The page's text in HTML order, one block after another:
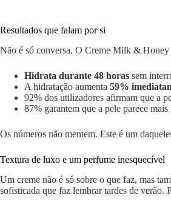
Resultados que falam por si
Não é só conversa. O Creme Milk & Honey
Hidrata durante 48 horas sem
A hidratação aumenta 59%
92% dos utilizadores afirmam que a
87% garantem que a pele parece
Os números não mentem. Este é um
Textura de luxo e um perfume inesquecível
Um creme não é só sobre o que faz, mas
sofisticada que faz lembrar tardes de verão.